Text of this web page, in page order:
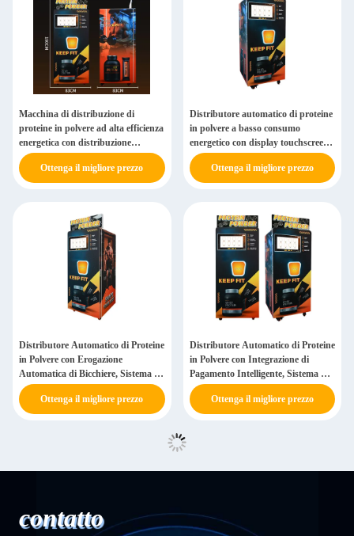
Macchina di distribuzione di
proteine in polvere ad alta efficienza
energetica con distribuzione
automatica di tazze e sistema di
avviso di fondo
Ottenga il migliore prezzo
Distributore automatico di proteine
in polvere a basso consumo
energetico con display touchscreen
da 27 pollici e oltre 200
combinazioni di bevande
personalizzabili
Ottenga il migliore prezzo
Distributore Automatico di Proteine
in Polvere con Erogazione
Automatica di Bicchiere, Sistema di
Avviso di Sfondo e Design a
Risparmio Energetico per
l'Alimentazione Fitness
Ottenga il migliore prezzo
Distributore Automatico di Proteine
in Polvere con Integrazione di
Pagamento Intelligente, Sistema di
Gestione Remota e Stoccaggio ad
Alta Capacità per l'Alimentazione
Sportiva
Ottenga il migliore prezzo
contatto